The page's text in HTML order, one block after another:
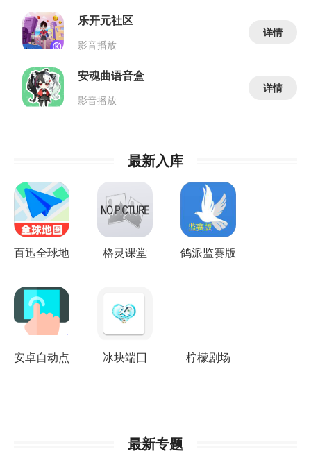
乐开元社区
影音播放
详情
安魂曲语音盒
影音播放
详情
最新入库
百迅全球地
格灵课堂 鸽派监赛版
安卓自动点
冰块端囗 柠檬剧场
最新专题